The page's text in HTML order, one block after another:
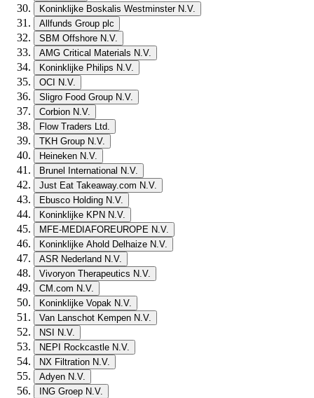
Koninklijke Boskalis Westminster N.V.
Allfunds Group plc
SBM Offshore N.V.
AMG Critical Materials N.V.
Koninklijke Philips N.V.
OCI N.V.
Sligro Food Group N.V.
Corbion N.V.
Flow Traders Ltd.
TKH Group N.V.
Heineken N.V.
Brunel International N.V.
Just Eat Takeaway.com N.V.
Ebusco Holding N.V.
Koninklijke KPN N.V.
MFE-MEDIAFOREUROPE N.V.
Koninklijke Ahold Delhaize N.V.
ASR Nederland N.V.
Vivoryon Therapeutics N.V.
CM.com N.V.
Koninklijke Vopak N.V.
Van Lanschot Kempen N.V.
NSI N.V.
NEPI Rockcastle N.V.
NX Filtration N.V.
Adyen N.V.
ING Groep N.V.